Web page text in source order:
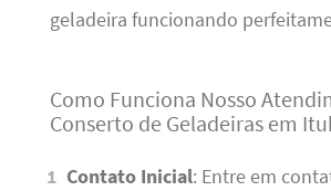
geladeira funcionando
Como Funciona Nosso
Conserto de Geladeiras em
Contato Inicial: Entre em